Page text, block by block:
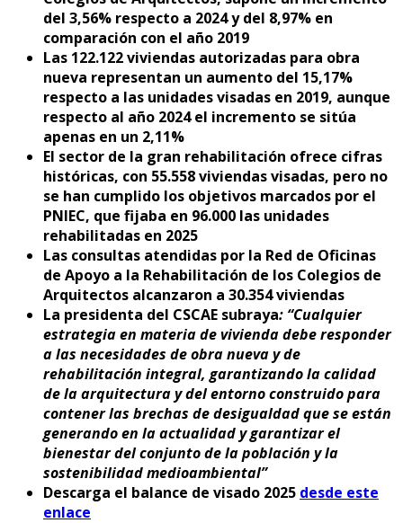
del 3,56% respecto a 2024 y del 8,97% en
comparación con el año 2019
Las 122.122 viviendas autorizadas para obra
nueva representan un aumento del 15,17%
respecto a las unidades visadas en 2019, aunque
respecto al año 2024 el incremento se sitúa
apenas en un 2,11%
El sector de la gran rehabilitación ofrece cifras
históricas, con 55.558 viviendas visadas, pero no
se han cumplido los objetivos marcados por el
PNIEC, que fijaba en 96.000 las unidades
rehabilitadas en 2025
Las consultas atendidas por la Red de Oficinas
de Apoyo a la Rehabilitación de los Colegios de
Arquitectos alcanzaron a 30.354 viviendas
La presidenta del CSCAE subraya: “Cualquier
estrategia en materia de vivienda debe responder
a las necesidades de obra nueva y de
rehabilitación integral, garantizando la calidad
de la arquitectura y del entorno construido para
contener las brechas de desigualdad que se están
generando en la actualidad y garantizar el
bienestar del conjunto de la población y la
sostenibilidad medioambiental”
Descarga el balance de visado 2025 desde este
enlace